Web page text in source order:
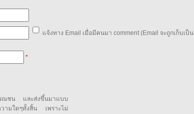
แจ้งทาง Email เมื่อมีคนมา comment (Email จะถูกเก็บเป็น
*
รณชน และส่งขึ้นมาแบบ
มใดๆทั้งสิ้น เพราะไม่